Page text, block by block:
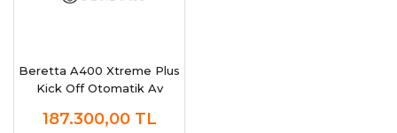
Beretta A400 Xtreme Plus
Kick Off Otomatik Av
187.300,00 TL